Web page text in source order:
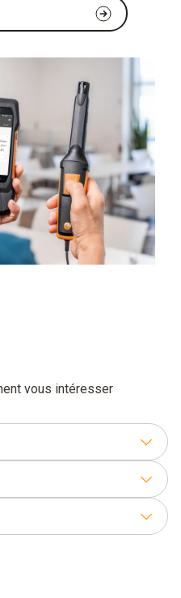
vous intéresser